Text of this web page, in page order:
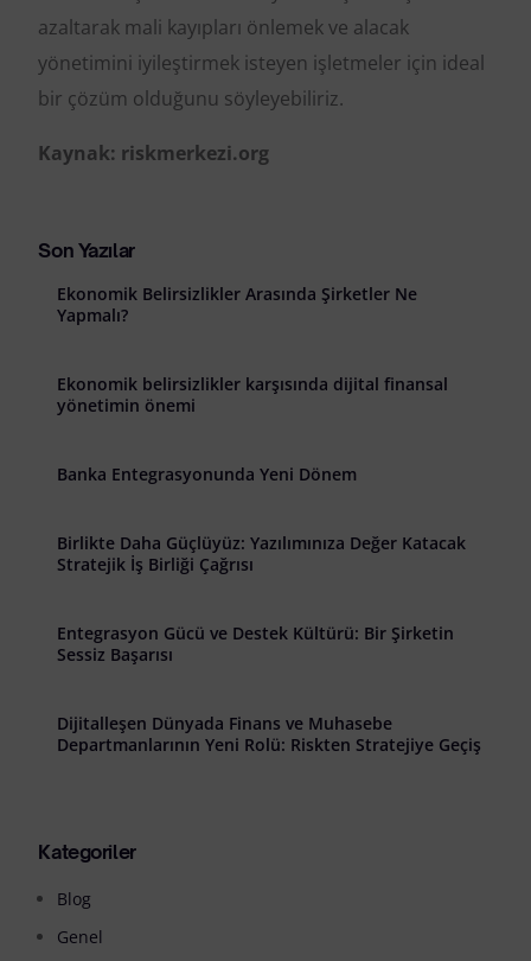
azaltarak mali kayıpları önlemek ve alacak
yönetimini iyileştirmek isteyen işletmeler için ideal
bir çözüm olduğunu söyleyebiliriz.
Kaynak: riskmerkezi.org
Son Yazılar
Ekonomik Belirsizlikler Arasında Şirketler Ne
Yapmalı?
Ekonomik belirsizlikler karşısında dijital finansal
yönetimin önemi
Banka Entegrasyonunda Yeni Dönem
Birlikte Daha Güçlüyüz: Yazılımınıza Değer Katacak
Stratejik İş Birliği Çağrısı
Entegrasyon Gücü ve Destek Kültürü: Bir Şirketin
Sessiz Başarısı
Dijitalleşen Dünyada Finans ve Muhasebe
Departmanlarının Yeni Rolü: Riskten Stratejiye Geçiş
Kategoriler
Blog
Genel